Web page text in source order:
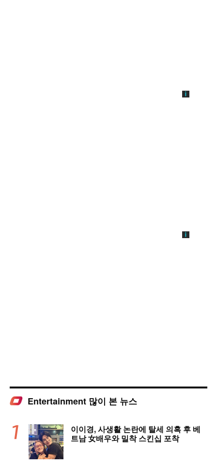
Entertainment 많이 본 뉴스
이이경, 사생활 논란에 탈세 의혹 후 베
트남 女배우와 밀착 스킨십 포착